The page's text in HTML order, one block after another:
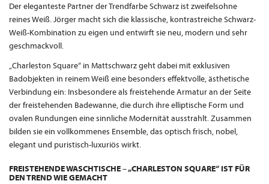
Der eleganteste Partner der Trendfarbe Schwarz ist zweifelsohne
reines Weiß. Jörger macht sich die klassische, kontrastreiche Schwarz-
Weiß-Kombination zu eigen und entwirft sie neu, modern und sehr
geschmackvoll.
„Charleston Square“ in Mattschwarz geht dabei mit exklusiven
Badobjekten in reinem Weiß eine besonders effektvolle, ästhetische
Verbindung ein: Insbesondere als freistehende Armatur an der Seite
der freistehenden Badewanne, die durch ihre elliptische Form und
ovalen Rundungen eine sinnliche Modernität ausstrahlt. Zusammen
bilden sie ein vollkommenes Ensemble, das optisch frisch, nobel,
elegant und puristisch-luxuriös wirkt.
FREISTEHENDE WASCHTISCHE – „CHARLESTON SQUARE“ IST FÜR
DEN TREND WIE GEMACHT